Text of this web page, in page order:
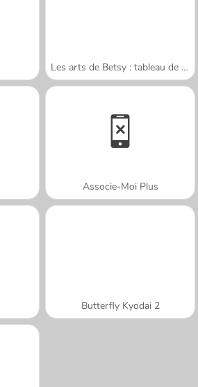
Les arts de Betsy : tableau de sable été
Associe-Moi Plus
Butterfly Kyodai 2